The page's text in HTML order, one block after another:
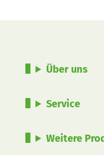
Über uns
Service
Weitere